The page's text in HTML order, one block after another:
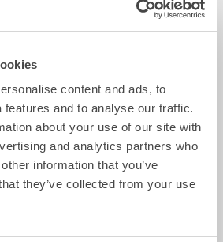
content and ads, to
features and to analyse our traffic.
about your use of our site with
and analytics partners who
information that you’ve
they’ve collected from your use